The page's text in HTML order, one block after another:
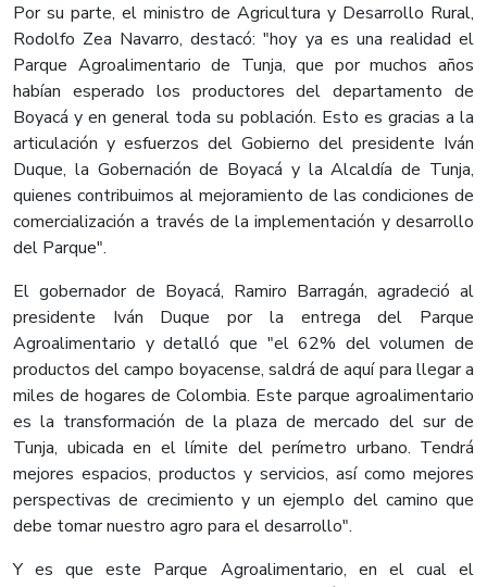
Por su parte, el ministro de Agricultura y Desarrollo Rural,
Rodolfo Zea Navarro, destacó: "hoy ya es una realidad el
Parque Agroalimentario de Tunja, que por muchos años
habían esperado los productores del departamento de
Boyacá y en general toda su población. Esto es gracias a la
articulación y esfuerzos del Gobierno del presidente Iván
Duque, la Gobernación de Boyacá y la Alcaldía de Tunja,
quienes contribuimos al mejoramiento de las condiciones de
comercialización a través de la implementación y desarrollo
del Parque".
El gobernador de Boyacá, Ramiro Barragán, agradeció al
presidente Iván Duque por la entrega del Parque
Agroalimentario y detalló que "el 62% del volumen de
productos del campo boyacense, saldrá de aquí para llegar a
miles de hogares de Colombia. Este parque agroalimentario
es la transformación de la plaza de mercado del sur de
Tunja, ubicada en el límite del perímetro urbano. Tendrá
mejores espacios, productos y servicios, así como mejores
perspectivas de crecimiento y un ejemplo del camino que
debe tomar nuestro agro para el desarrollo".
Y es que este Parque Agroalimentario, en el cual el